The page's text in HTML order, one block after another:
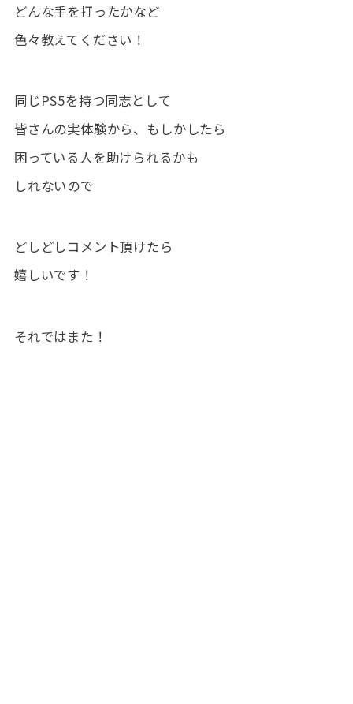
どんな手を打ったかなど
色々教えてください！
同じPS5を持つ同志として
皆さんの実体験から、もしかしたら
困っている人を助けられるかも
しれないので
どしどしコメント頂けたら
嬉しいです！
それではまた！